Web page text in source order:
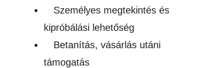
Személyes megtekintés és
kipróbálási lehetőség
Betanítás, vásárlás utáni
támogatás